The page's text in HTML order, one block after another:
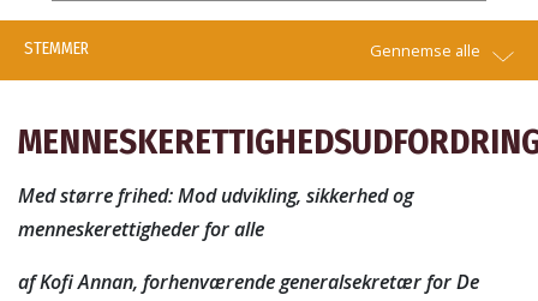
STEMMER Gennemse alle
Med større frihed: Mod udvikling, sikkerhed og
menneskerettigheder for alle
af Kofi Annan, forhenværende generalsekretær for De